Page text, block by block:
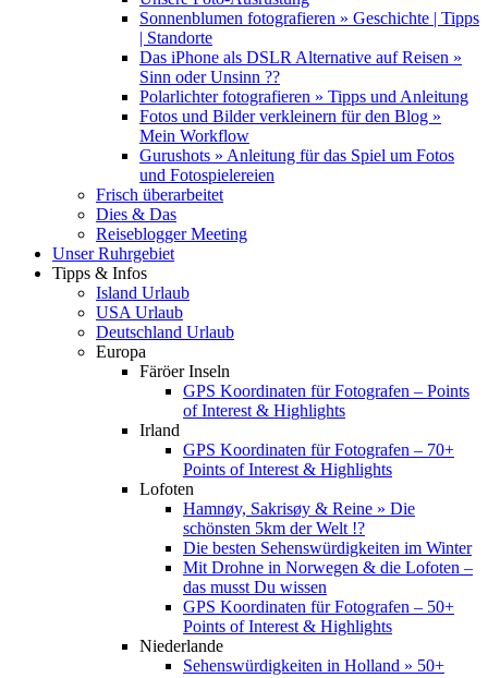
Sonnenblumen fotografieren » Geschichte | Tipps
| Standorte
Das iPhone als DSLR Alternative auf Reisen »
Sinn oder Unsinn ??
Polarlichter fotografieren » Tipps und Anleitung
Fotos und Bilder verkleinern für den Blog »
Mein Workflow
Gurushots » Anleitung für das Spiel um Fotos
und Fotospielereien
Frisch überarbeitet
Dies & Das
Reiseblogger Meeting
Unser Ruhrgebiet
Tipps & Infos
Island Urlaub
USA Urlaub
Deutschland Urlaub
Europa
Färöer Inseln
GPS Koordinaten für Fotografen – Points
of Interest & Highlights
Irland
GPS Koordinaten für Fotografen – 70+
Points of Interest & Highlights
Lofoten
Hamnøy, Sakrisøy & Reine » Die
schönsten 5km der Welt !?
Die besten Sehenswürdigkeiten im Winter
Mit Drohne in Norwegen & die Lofoten –
das musst Du wissen
GPS Koordinaten für Fotografen – 50+
Points of Interest & Highlights
Niederlande
Sehenswürdigkeiten in Holland » 50+